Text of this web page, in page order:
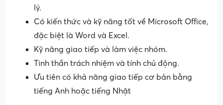
lý.
Có kiến thức và kỹ năng tốt về Microsoft Office,
đặc biệt là Word và Excel.
Kỹ năng giao tiếp và làm việc nhóm.
Tinh thần trách nhiệm và tính chủ động.
Ưu tiên có khả năng giao tiếp cơ bản bằng
tiếng Anh hoặc tiếng Nhật